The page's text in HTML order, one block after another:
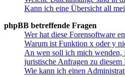
Kann ich eine Übersicht all
phpBB betreffende Fragen
Wer hat diese Forensoftware
Warum ist Funktion x oder y
An wen soll ich mich wenden,
juristische Anfragen zu diesem
Wie kann ich einen